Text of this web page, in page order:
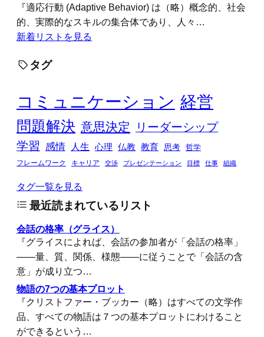
『適応行動 (Adaptive Behavior) は（略）概念的、社会
的、実際的なスキルの集合体であり、人々…
新着リストを見る
タグ
コミュニケーション 経営
問題解決 意思決定
リーダーシップ
学習
感情 人生 心理 仏教 教育 思考
哲学
フレームワーク
キャリア 交渉 プレゼンテーション 目標 仕事 組織
タグ一覧を見る
最近読まれているリスト
会話の格率（グライス）
『グライスによれば、会話の参加者が「会話の格率」
――量、質、関係、様態――に従うことで「会話の含
意」が成り立つ…
物語の7つの基本プロット
『クリストファー・ブッカー（略）はすべての文学作
品、すべての物語は７つの基本プロットにわけること
ができるという…